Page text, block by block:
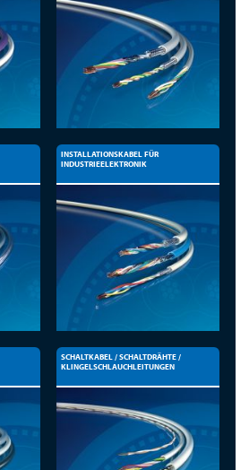
INSTALLATIONSKABEL FÜR
INDUSTRIEELEKTRONIK
SCHALTKABEL / SCHALTDRÄHTE /
KLINGELSCHLAUCHLEITUNGEN